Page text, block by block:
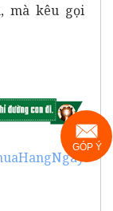
mà kêu gọi
GÓP Ý